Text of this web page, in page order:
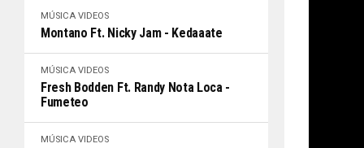
MÚSICA VIDEOS
Montano Ft. Nicky Jam - Kedaaate
MÚSICA VIDEOS
Fresh Bodden Ft. Randy Nota Loca -
Fumeteo
MÚSICA VIDEOS